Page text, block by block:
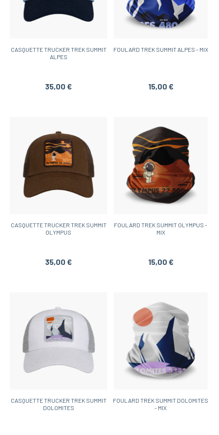
CASQUETTE TRUCKER TREK SUMMIT
ALPES
35,00 €
FOULARD TREK SUMMIT ALPES - MIX
15,00 €
CASQUETTE TRUCKER TREK SUMMIT
OLYMPUS
35,00 €
FOULARD TREK SUMMIT OLYMPUS -
MIX
15,00 €
CASQUETTE TRUCKER TREK SUMMIT
DOLOMITES
FOULARD TREK SUMMIT DOLOMITES
- MIX